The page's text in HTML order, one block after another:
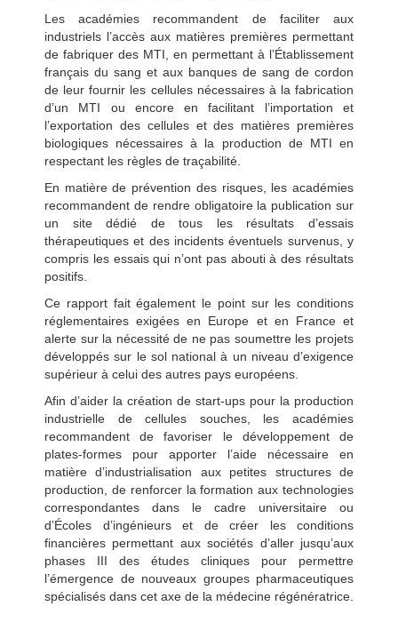
Les académies recommandent de faciliter aux
industriels l’accès aux matières premières permettant
de fabriquer des MTI, en permettant à l’Établissement
français du sang et aux banques de sang de cordon
de leur fournir les cellules nécessaires à la fabrication
d’un MTI ou encore en facilitant l’importation et
l’exportation des cellules et des matières premières
biologiques nécessaires à la production de MTI en
respectant les règles de traçabilité.
En matière de prévention des risques, les académies
recommandent de rendre obligatoire la publication sur
un site dédié de tous les résultats d’essais
thérapeutiques et des incidents éventuels survenus, y
compris les essais qui n’ont pas abouti à des résultats
positifs.
Ce rapport fait également le point sur les conditions
réglementaires exigées en Europe et en France et
alerte sur la nécessité de ne pas soumettre les projets
développés sur le sol national à un niveau d’exigence
supérieur à celui des autres pays européens.
Afin d’aider la création de start-ups pour la production
industrielle de cellules souches, les académies
recommandent de favoriser le développement de
plates-formes pour apporter l’aide nécessaire en
matière d’industrialisation aux petites structures de
production, de renforcer la formation aux technologies
correspondantes dans le cadre universitaire ou
d’Écoles d’ingénieurs et de créer les conditions
financières permettant aux sociétés d’aller jusqu’aux
phases III des études cliniques pour permettre
l’émergence de nouveaux groupes pharmaceutiques
spécialisés dans cet axe de la médecine régénératrice.